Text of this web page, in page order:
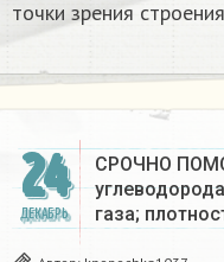
точки зрения
24
ДЕКАБРЬ
СРОЧНО
газа;